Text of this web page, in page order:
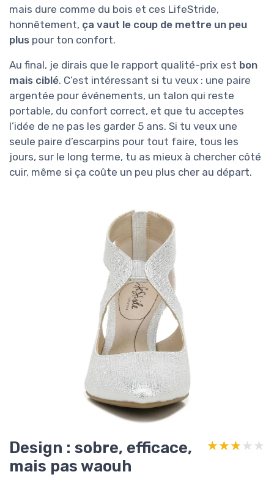
mais dure comme du bois et ces LifeStride,
honnêtement, ça vaut le coup de mettre un peu
plus pour ton confort.
Au final, je dirais que le rapport qualité-prix est bon
mais ciblé. C’est intéressant si tu veux : une paire
argentée pour événements, un talon qui reste
portable, du confort correct, et que tu acceptes
l’idée de ne pas les garder 5 ans. Si tu veux une
seule paire d’escarpins pour tout faire, tous les
jours, sur le long terme, tu as mieux à chercher côté
cuir, même si ça coûte un peu plus cher au départ.
Design : sobre, efficace,
mais pas waouh
★★★★★
★★★★★